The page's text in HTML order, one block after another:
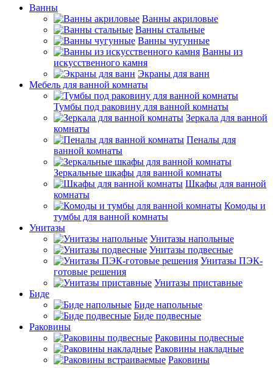
Ванны
Ванны акриловые
Ванны стальные
Ванны чугунные
Ванны из
искусственного камня
Экраны для ванн
Мебель для ванной комнаты
Тумбы под раковину для ванной комнаты
Зеркала для ванной
комнаты
Пеналы для
ванной комнаты
Зеркальные шкафы для ванной комнаты
Шкафы для ванной
комнаты
Комоды и
тумбы для ванной комнаты
Унитазы
Унитазы напольные
Унитазы подвесные
Унитазы ПЭК-
готовые решения
Унитазы приставные
Биде
Биде напольные
Биде подвесные
Раковины
Раковины подвесные
Раковины накладные
Раковины